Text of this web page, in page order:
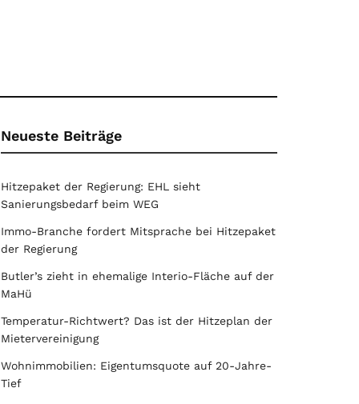
Neueste Beiträge
Hitzepaket der Regierung: EHL sieht
Sanierungsbedarf beim WEG
Immo-Branche fordert Mitsprache bei Hitzepaket
der Regierung
Butler’s zieht in ehemalige Interio-Fläche auf der
MaHü
Temperatur-Richtwert? Das ist der Hitzeplan der
Mietervereinigung
Wohnimmobilien: Eigentumsquote auf 20-Jahre-
Tief